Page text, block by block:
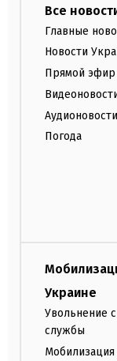
Все
Главные
Новости
Прямой эфир
Аудионовости
Погода
Украине
Увольнение
службы
Мобилизация